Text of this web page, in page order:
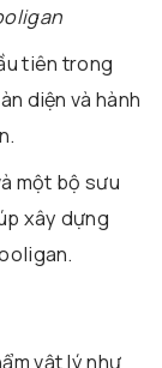
tiên trong
diện và hành
một bộ sưu
xây dựng
vật lý như